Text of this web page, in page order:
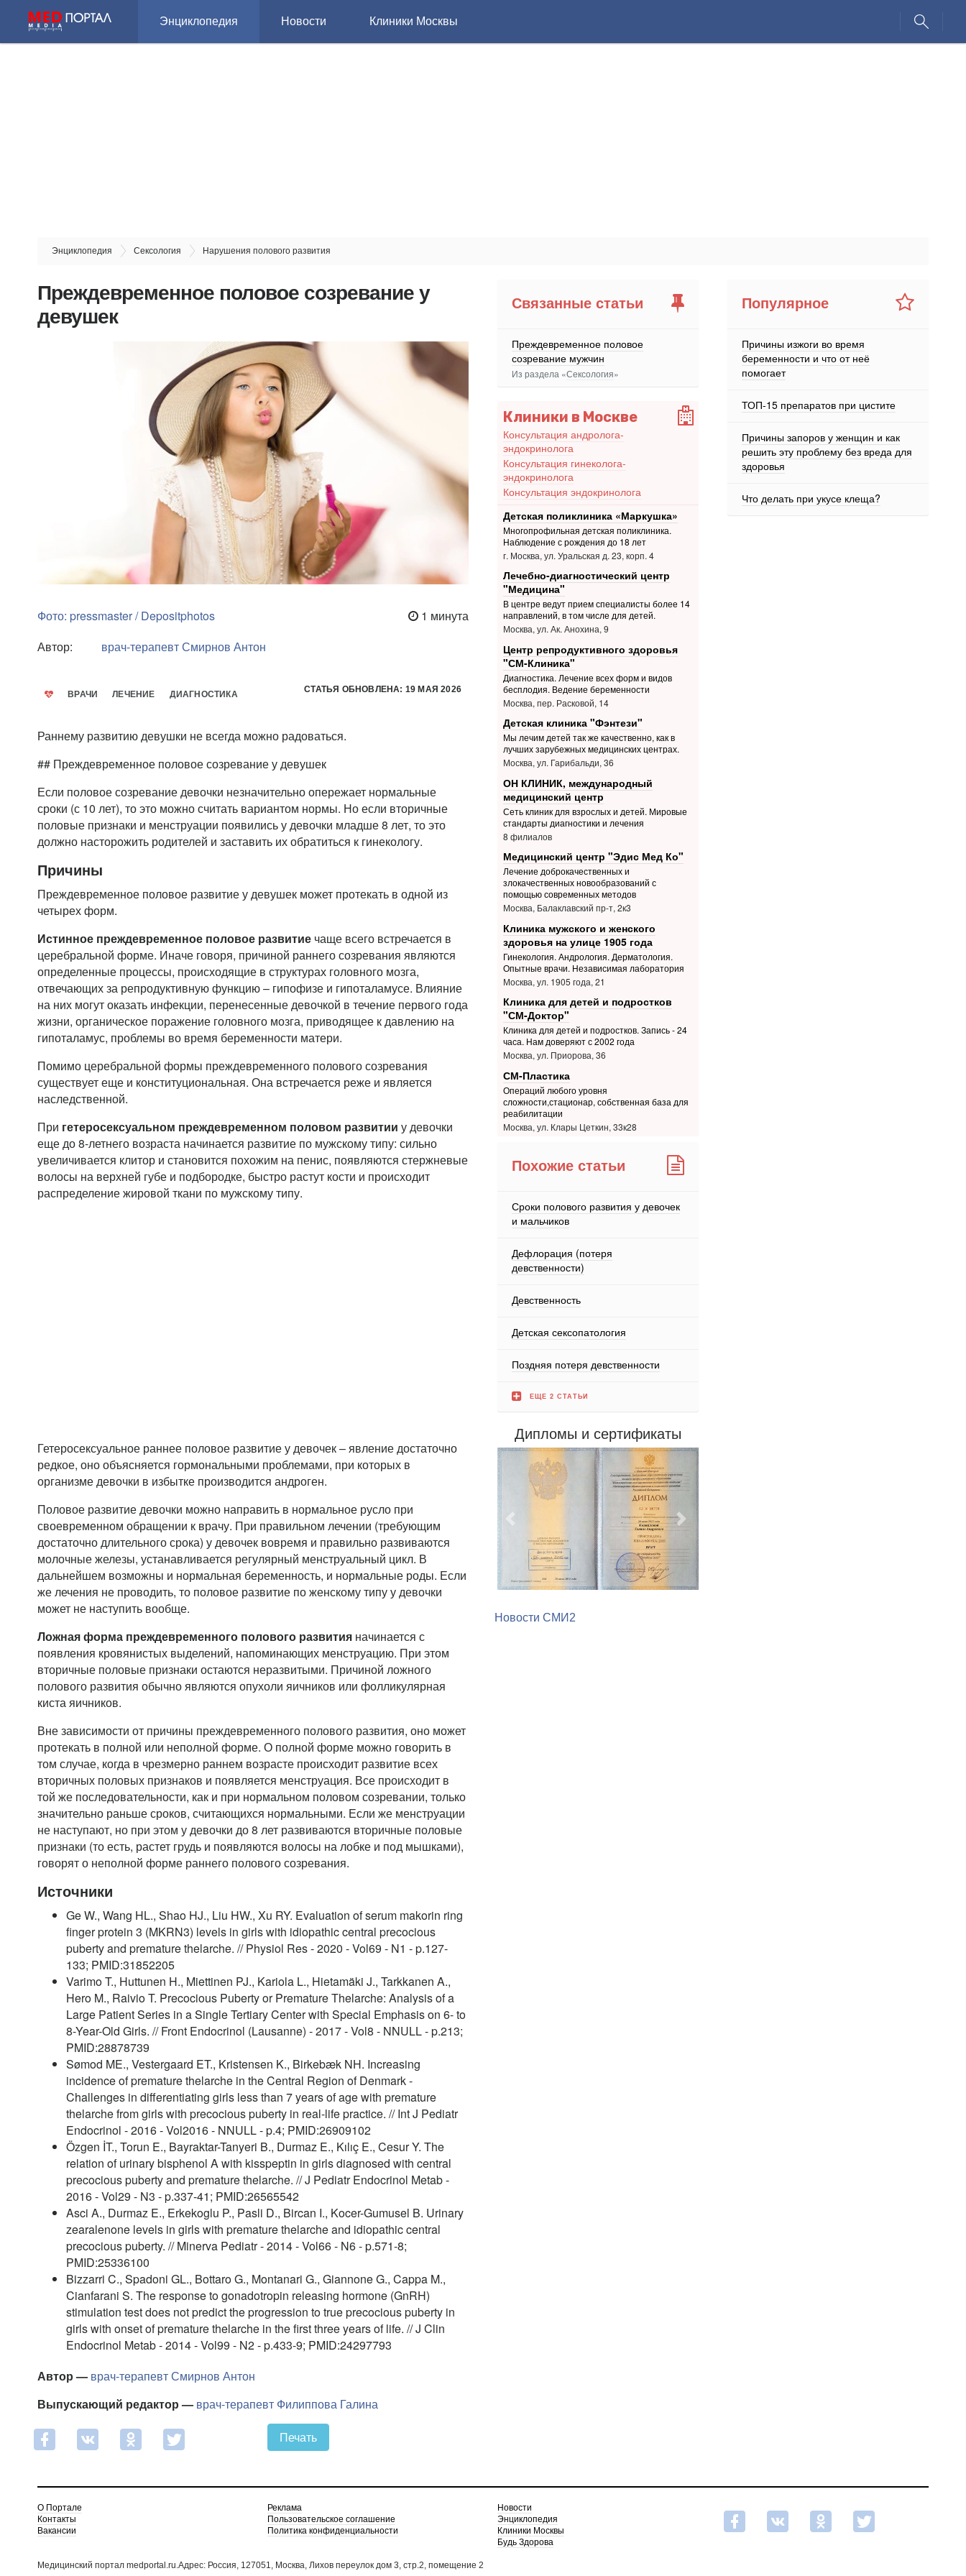
Энциклопедия Новости Клиники Москвы
Энциклопедия Сексология Нарушения полового развития
Преждевременное половое созревание у
девушек
Фото: pressmaster / Depositphotos
1 минута
Автор:
врач-терапевтСмирнов Антон
ВРАЧИ ЛЕЧЕНИЕ ДИАГНОСТИКА СТАТЬЯ ОБНОВЛЕНА: 19 МАЯ 2026
Раннему развитию девушки не всегда можно радоваться.
## Преждевременное половое созревание у девушек
Если половое созревание девочки незначительно опережает нормальные
сроки (с 10 лет), то это можно считать вариантом нормы. Но если вторичные
половые признаки и менструации появились у девочки младше 8 лет, то это
должно насторожить родителей и заставить их обратиться к гинекологу.
Причины
Преждевременное половое развитие у девушек может протекать в одной из
четырех форм.
Истинное преждевременное половое развитие чаще всего встречается в
церебральной форме. Иначе говоря, причиной раннего созревания являются
определенные процессы, происходящие в структурах головного мозга,
отвечающих за репродуктивную функцию – гипофизе и гипоталамусе. Влияние
на них могут оказать инфекции, перенесенные девочкой в течение первого года
жизни, органическое поражение головного мозга, приводящее к давлению на
гипоталамус, проблемы во время беременности матери.
Помимо церебральной формы преждевременного полового созревания
существует еще и конституциональная. Она встречается реже и является
наследственной.
При гетеросексуальном преждевременном половом развитии у девочки
еще до 8-летнего возраста начинается развитие по мужскому типу: сильно
увеличивается клитор и становится похожим на пенис, появляются стержневые
волосы на верхней губе и подбородке, быстро растут кости и происходит
распределение жировой ткани по мужскому типу.
Гетеросексуальное раннее половое развитие у девочек – явление достаточно
редкое, оно объясняется гормональными проблемами, при которых в
организме девочки в избытке производится андроген.
Половое развитие девочки можно направить в нормальное русло при
своевременном обращении к врачу. При правильном лечении (требующим
достаточно длительного срока) у девочек вовремя и правильно развиваются
молочные железы, устанавливается регулярный менструальный цикл. В
дальнейшем возможны и нормальная беременность, и нормальные роды. Если
же лечения не проводить, то половое развитие по женскому типу у девочки
может не наступить вообще.
Ложная форма преждевременного полового развития начинается с
появления кровянистых выделений, напоминающих менструацию. При этом
вторичные половые признаки остаются неразвитыми. Причиной ложного
полового развития обычно являются опухоли яичников или фолликулярная
киста яичников.
Вне зависимости от причины преждевременного полового развития, оно может
протекать в полной или неполной форме. О полной форме можно говорить в
том случае, когда в чрезмерно раннем возрасте происходит развитие всех
вторичных половых признаков и появляется менструация. Все происходит в
той же последовательности, как и при нормальном половом созревании, только
значительно раньше сроков, считающихся нормальными. Если же менструации
не наступают, но при этом у девочки до 8 лет развиваются вторичные половые
признаки (то есть, растет грудь и появляются волосы на лобке и под мышками),
говорят о неполной форме раннего полового созревания.
Источники
Ge W., Wang HL., Shao HJ., Liu HW., Xu RY. Evaluation of serum makorin ring
finger protein 3 (MKRN3) levels in girls with idiopathic central precocious
puberty and premature thelarche. // Physiol Res - 2020 - Vol69 - N1 - p.127-
133; PMID:31852205
Varimo T., Huttunen H., Miettinen PJ., Kariola L., Hietamäki J., Tarkkanen A.,
Hero M., Raivio T. Precocious Puberty or Premature Thelarche: Analysis of a
Large Patient Series in a Single Tertiary Center with Special Emphasis on 6- to
8-Year-Old Girls. // Front Endocrinol (Lausanne) - 2017 - Vol8 - NNULL - p.213;
PMID:28878739
Sømod ME., Vestergaard ET., Kristensen K., Birkebæk NH. Increasing
incidence of premature thelarche in the Central Region of Denmark -
Challenges in differentiating girls less than 7 years of age with premature
thelarche from girls with precocious puberty in real-life practice. // Int J Pediatr
Endocrinol - 2016 - Vol2016 - NNULL - p.4; PMID:26909102
Özgen İT., Torun E., Bayraktar-Tanyeri B., Durmaz E., Kılıç E., Cesur Y. The
relation of urinary bisphenol A with kisspeptin in girls diagnosed with central
precocious puberty and premature thelarche. // J Pediatr Endocrinol Metab -
2016 - Vol29 - N3 - p.337-41; PMID:26565542
Asci A., Durmaz E., Erkekoglu P., Pasli D., Bircan I., Kocer-Gumusel B. Urinary
zearalenone levels in girls with premature thelarche and idiopathic central
precocious puberty. // Minerva Pediatr - 2014 - Vol66 - N6 - p.571-8;
PMID:25336100
Bizzarri C., Spadoni GL., Bottaro G., Montanari G., Giannone G., Cappa M.,
Cianfarani S. The response to gonadotropin releasing hormone (GnRH)
stimulation test does not predict the progression to true precocious puberty in
girls with onset of premature thelarche in the first three years of life. // J Clin
Endocrinol Metab - 2014 - Vol99 - N2 - p.433-9; PMID:24297793
Автор — врач-терапевтСмирнов Антон
Выпускающий редактор — врач-терапевт Филиппова Галина
Печать
Связанные статьи
Преждевременное половое
созревание мужчин
Из раздела «Сексология»
Клиники в Москве
Консультация андролога-
эндокринолога
Консультация гинеколога-
эндокринолога
Консультация эндокринолога
Детская поликлиника «Маркушка»
Многопрофильная детская поликлиника.
Наблюдение с рождения до 18 лет
г. Москва, ул. Уральская д. 23, корп. 4
Лечебно-диагностический центр
"Медицина"
В центре ведут прием специалисты более 14
направлений, в том числе для детей.
Москва, ул. Ак. Анохина, 9
Центр репродуктивного здоровья
"СМ-Клиника"
Диагностика. Лечение всех форм и видов
бесплодия. Ведение беременности
Москва, пер. Расковой, 14
Детская клиника "Фэнтези"
Мы лечим детей так же качественно, как в
лучших зарубежных медицинских центрах.
Москва, ул. Гарибальди, 36
ОН КЛИНИК, международный
медицинский центр
Сеть клиник для взрослых и детей. Мировые
стандарты диагностики и лечения
8 филиалов
Медицинский центр "Эдис Мед Ко"
Лечение доброкачественных и
злокачественных новообразований с
помощью современных методов
Москва, Балаклавский пр-т, 2к3
Клиника мужского и женского
здоровья на улице 1905 года
Гинекология. Андрология. Дерматология.
Опытные врачи. Независимая лаборатория
Москва, ул. 1905 года, 21
Клиника для детей и подростков
"СМ-Доктор"
Клиника для детей и подростков. Запись - 24
часа. Нам доверяют с 2002 года
Москва, ул. Приорова, 36
СМ-Пластика
Операций любого уровня
сложности,стационар, собственная база для
реабилитации
Москва, ул. Клары Цеткин, 33к28
Похожие статьи
Сроки полового развития у девочек
и мальчиков
Дефлорация (потеря
девственности)
Девственность
Детская сексопатология
Поздняя потеря девственности
ЕЩЕ 2 СТАТЬИ
Дипломы и сертификаты
Предыдущий Следующий
Популярное
Причины изжоги во время
беременности и что от неё
помогает
ТОП-15 препаратов при цистите
Причины запоров у женщин и как
решить эту проблему без вреда для
здоровья
Что делать при укусе клеща?
Новости СМИ2
О Портале
Контакты
Вакансии
Реклама
Пользовательское соглашение
Политика конфиденциальности
Новости
Энциклопедия
Клиники Москвы
Будь Здорова
Медицинский портал medportal.ru.Адрес: Россия, 127051, Москва, Лихов переулок дом 3, стр.2, помещение 2